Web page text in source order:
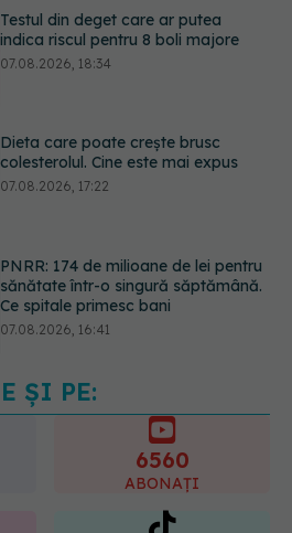
Dieta care poate crește brusc
colesterolul. Cine este mai expus
PNRR: 174 de milioane de lei pentru
sănătate într-o singură săptămână.
Ce spune culoarea ta preferată
despre vârsta pe care o ai. Care
este "codul cromatic" al generațiilor
ȘI PE:
6560
ABONAȚI